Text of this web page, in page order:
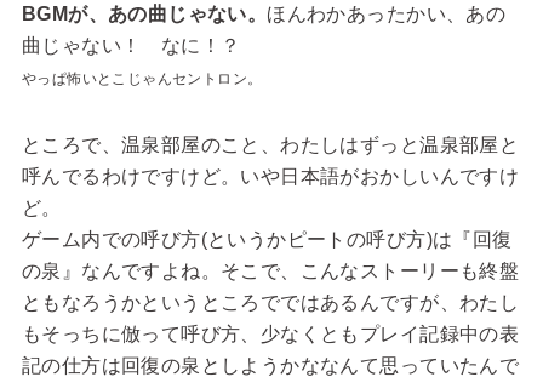
BGMが、あの曲じゃない。 ほんわかあったかい、あの
曲じゃない！ なに！？
やっぱ怖いとこじゃんセントロン。
ところで、温泉部屋のこと、わたしはずっと温泉部屋と
呼んでるわけですけど。いや日本語がおかしいんですけ
ど。
ゲーム内での呼び方(というかピートの呼び方)は『回復
の泉』なんですよね。そこで、こんなストーリーも終盤
ともなろうかというところでではあるんですが、わたし
もそっちに倣って呼び方、少なくともプレイ記録中の表
記の仕方は回復の泉としようかななんて思っていたんで